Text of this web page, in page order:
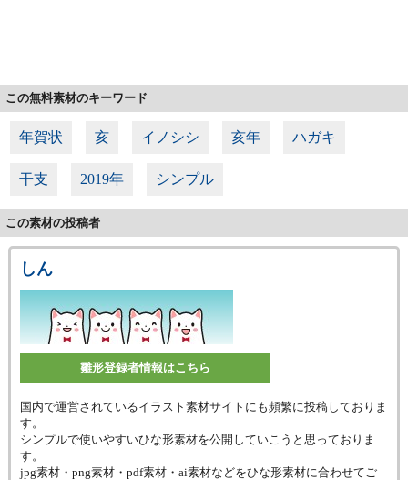
この無料素材のキーワード
年賀状 亥 イノシシ 亥年 ハガキ
干支 2019年 シンプル
この素材の投稿者
しん
雛形登録者情報はこちら
国内で運営されているイラスト素材サイトにも頻繁に投稿しておりま
す。
シンプルで使いやすいひな形素材を公開していこうと思っておりま
す。
jpg素材・png素材・pdf素材・ai素材などをひな形素材に合わせてご